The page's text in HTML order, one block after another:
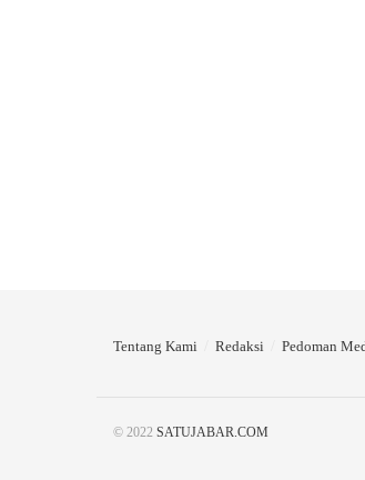
Tentang Kami Redaksi Pedoman
© 2022 SATUJABAR.COM